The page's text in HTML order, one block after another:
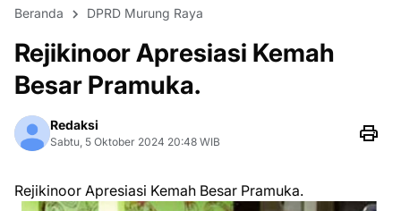
Beranda DPRD Murung Raya
Rejikinoor Apresiasi Kemah
Besar Pramuka.
Redaksi
Sabtu, 5 Oktober 2024 20:48 WIB
Rejikinoor Apresiasi Kemah Besar Pramuka.